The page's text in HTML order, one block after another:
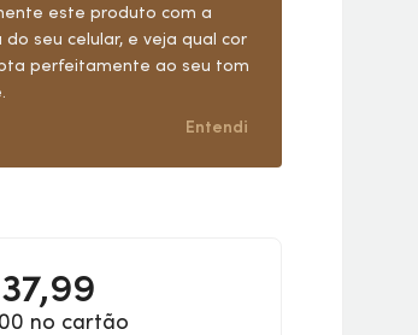
este produto com a
do seu celular, e veja qual cor
perfeitamente ao seu tom
Entendi
Ver todas (2)
37,99
no cartão